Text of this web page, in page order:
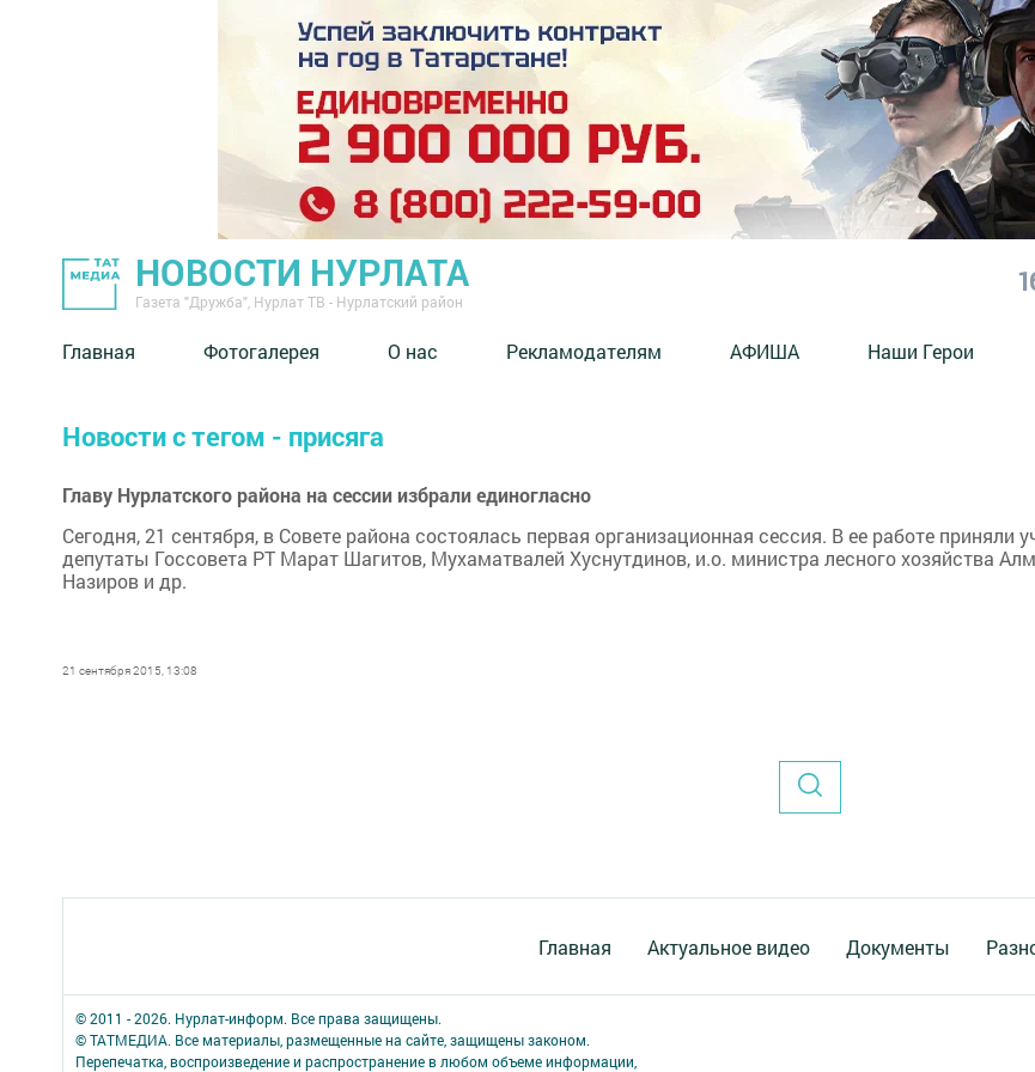
НОВОСТИ НУРЛАТА
Газета "Дружба", Нурлат ТВ - Нурлатский район
Главная Фотогалерея О нас Рекламодателям АФИША Наши Герои
Новости с тегом - присяга
Главу Нурлатского района на сессии избрали единогласно
Сегодня, 21 сентября, в Совете района состоялась первая организационная сессия. В ее работе приняли
депутаты Госсовета РТ Марат Шагитов, Мухаматвалей Хуснутдинов, и.о. министра лесного хозяйства
Назиров и др.
21 сентября 2015, 13:08
Главная Актуальное видео Документы
© 2011 - 2026. Нурлат-⁠информ. Все права защищены.
© ТАТМЕДИА. Все материалы, размещенные на сайте, защищены законом.
Перепечатка, воспроизведение и распространение в любом объеме информации,